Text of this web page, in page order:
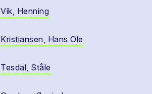
Vik, Henning
Kristiansen, Hans Ole
Tesdal, Ståle